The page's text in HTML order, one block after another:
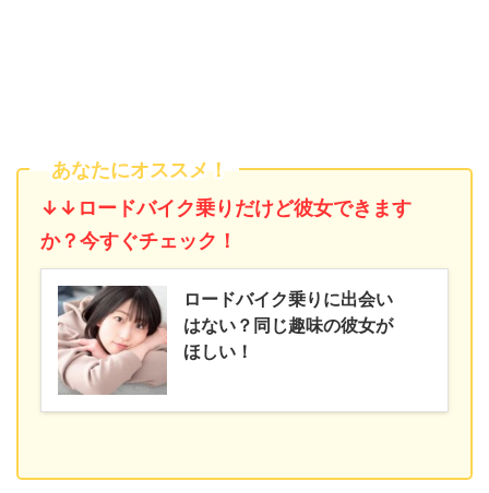
あなたにオススメ！
↓↓ロードバイク乗りだけど彼女できます
か？今すぐチェック！
ロードバイク乗りに出会い
はない？同じ趣味の彼女が
ほしい！